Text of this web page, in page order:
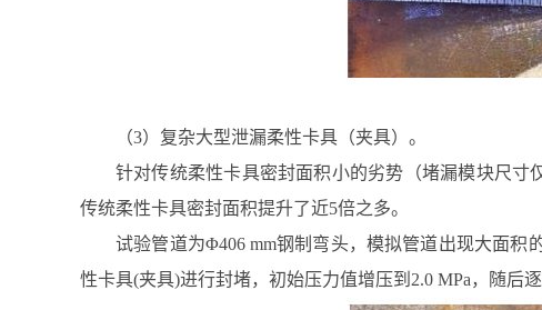
（3）复杂大型泄漏柔性卡具（夹具）。
针对传统柔性卡具密封面积小的劣势（堵漏模块尺寸
传统柔性卡具密封面积提升了近5倍之多。
试验管道为Φ406 mm钢制弯头，模拟管道出现大面积
性卡具(夹具)进行封堵，初始压力值增压到2.0 MPa，随后